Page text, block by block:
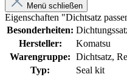
Menü schließen
Eigenschaften "Dichtsatz
Besonderheiten:
Hersteller:
Komatsu
Warengruppe: Dichtsatz,
Typ:
Seal kit